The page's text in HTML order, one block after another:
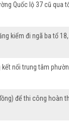
Quốc lộ 37 cũ qua
kiểm đi ngã ba tổ
nối trung tâm
để thi công hoàn